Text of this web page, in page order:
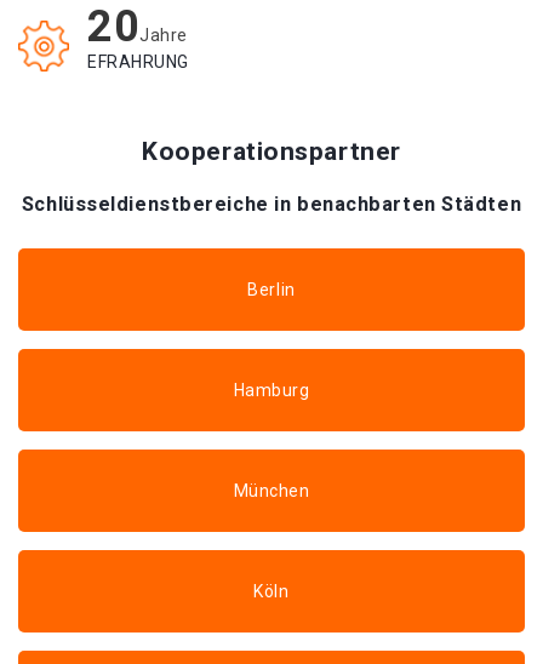
20Jahre
EFRAHRUNG
Kooperationspartner
Schlüsseldienstbereiche in benachbarten Städten
Berlin
Hamburg
München
Köln